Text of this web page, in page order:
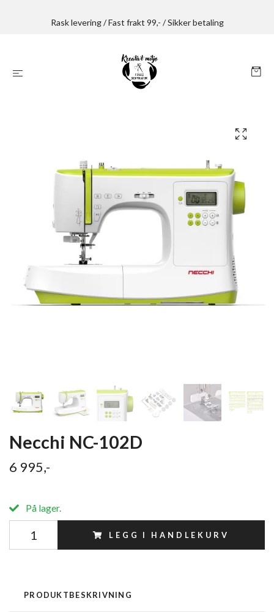
Rask levering / Fast frakt 99,- / Sikker betaling
Necchi NC-102D
6 995,-
På lager.
LEGG I HANDLEKURV
PRODUKTBESKRIVNING